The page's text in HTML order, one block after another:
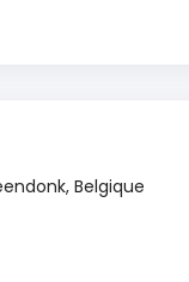
Belgique